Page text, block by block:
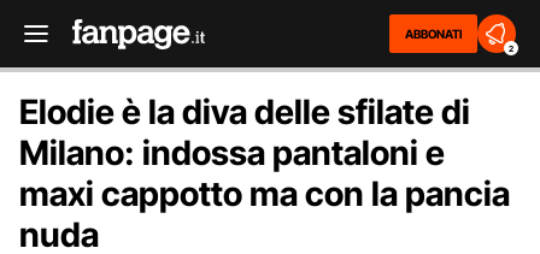
ABBONATI
2
Elodie è la diva delle sfilate di
Milano: indossa pantaloni e
maxi cappotto ma con la pancia
nuda